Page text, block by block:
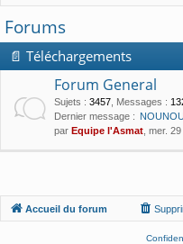
ur
cis
m
s
Forums
📄 Téléchargements
Forum General
Sujets : 3457 Messages :
Dernier message :
par Equipe l'Asmat , mer.
Accueil du forum